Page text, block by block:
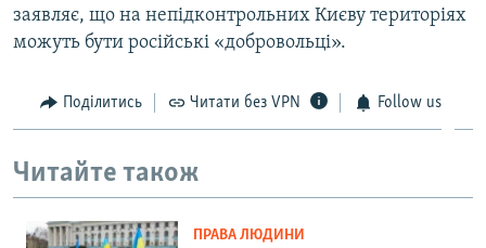
заявляє, що на непідконтрольних Києву територіях
можуть бути російські «добровольці».
Поділитись Читати без VPN Follow us
Читайте також
ПРАВА ЛЮДИНИ